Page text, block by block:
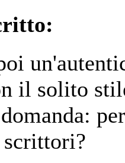
il solito
domanda:
scrittori?